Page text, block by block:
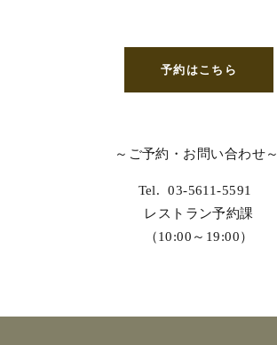
予約はこちら
～ご予約・お問い合わせ～
Tel. 03-5611-5591
レストラン予約課
（10:00～19:00）